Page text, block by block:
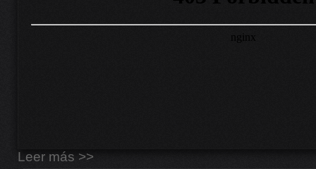
Leer más >>